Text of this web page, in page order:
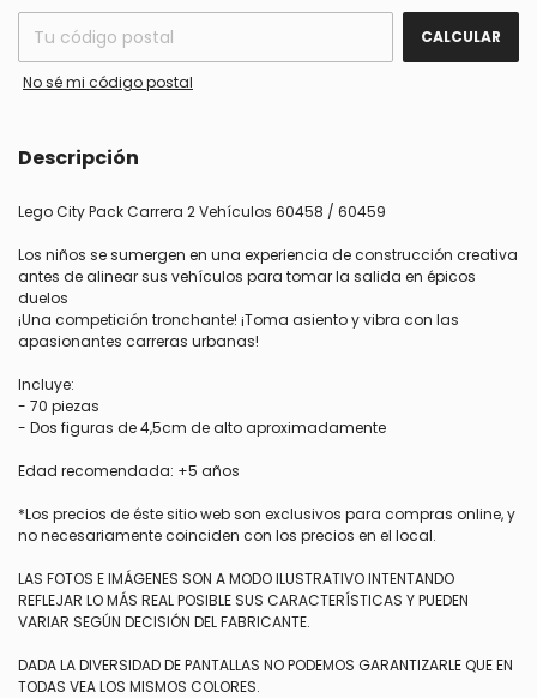
CALCULAR
No sé mi código postal
Descripción
Lego City Pack Carrera 2 Vehículos 60458 / 60459
Los niños se sumergen en una experiencia de construcción creativa
antes de alinear sus vehículos para tomar la salida en épicos
duelos
¡Una competición tronchante! ¡Toma asiento y vibra con las
apasionantes carreras urbanas!
Incluye:
- 70 piezas
- Dos figuras de 4,5cm de alto aproximadamente
Edad recomendada: +5 años
*Los precios de éste sitio web son exclusivos para compras online, y
no necesariamente coinciden con los precios en el local.
LAS FOTOS E IMÁGENES SON A MODO ILUSTRATIVO INTENTANDO
REFLEJAR LO MÁS REAL POSIBLE SUS CARACTERÍSTICAS Y PUEDEN
VARIAR SEGÚN DECISIÓN DEL FABRICANTE.
DADA LA DIVERSIDAD DE PANTALLAS NO PODEMOS GARANTIZARLE QUE EN
TODAS VEA LOS MISMOS COLORES.